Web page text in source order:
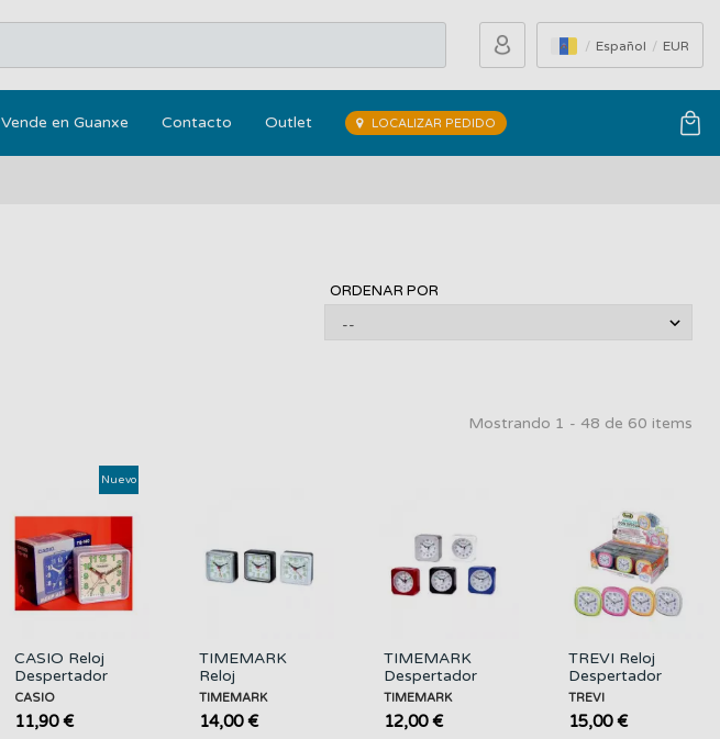
Español EUR
Vende en Guanxe Contacto Outlet LOCALIZAR PEDIDO
ORDENAR POR
Mostrando 1 - 48 de 60 items
CASIO Reloj
Despertador
TQ-140 Blanco
CASIO
11,90 €
Nuevo
TIMEMARK
Reloj
Despertador
Analogico
CL70N
TIMEMARK
14,00 €
TIMEMARK
Despertador
Analogico CL10
Silencioso
Surtido Colores
TIMEMARK
12,00 €
TREVI Reloj
Despertador
con Luz Led Sl
3050S
TREVI
15,00 €